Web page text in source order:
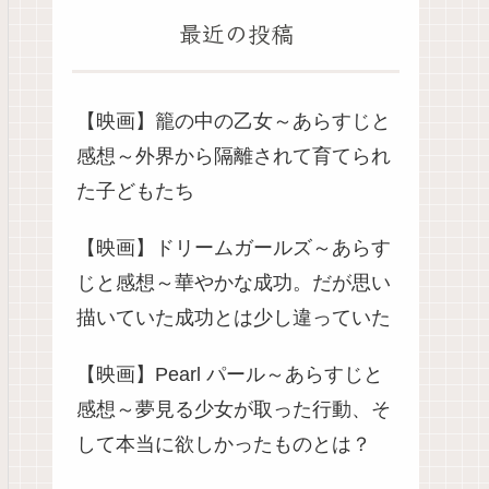
最近の投稿
【映画】籠の中の乙女～あらすじと
感想～外界から隔離されて育てられ
た子どもたち
【映画】ドリームガールズ～あらす
じと感想～華やかな成功。だが思い
描いていた成功とは少し違っていた
【映画】Pearl パール～あらすじと
感想～夢見る少女が取った行動、そ
して本当に欲しかったものとは？